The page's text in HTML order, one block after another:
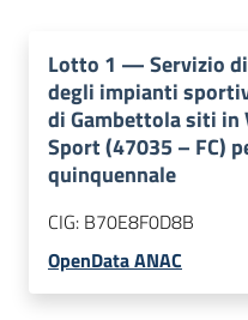
Lotto 1 —Servizio
degli impianti
di Gambettola siti in
Sport (47035 – FC)
quinquennale
CIG: B70E8F0D8B
OpenData ANAC